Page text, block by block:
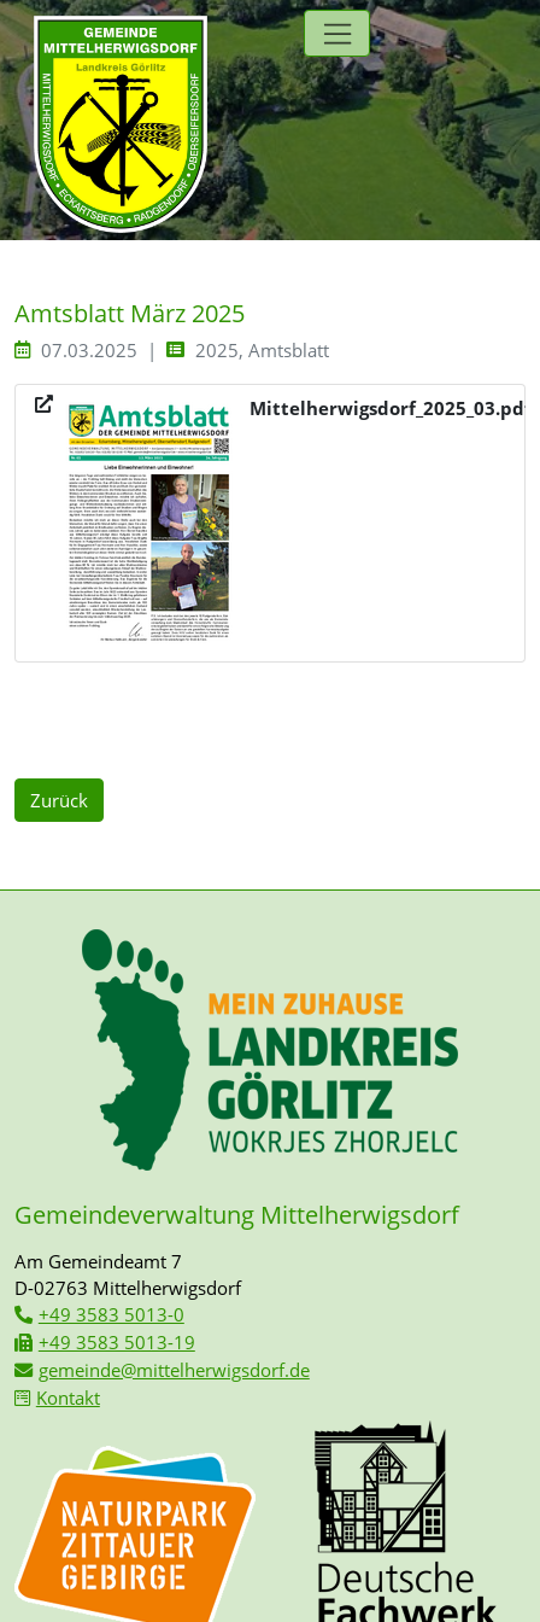
Direkt zur Hauptnavigation springen
Direkt zum Inhalt springen
Zur Unternavigation springen
Amtsblatt März 2025
07.03.2025 2025, Amtsblatt
Mittelherwigsdorf_2025_03.pdf
Zurück
Gemeindeverwaltung Mittelherwigsdorf
Am Gemeindeamt 7
D-02763 Mittelherwigsdorf
+49 3583 5013-0
+49 3583 5013-19
gemeinde@mittelherwigsdorf.de
Kontakt